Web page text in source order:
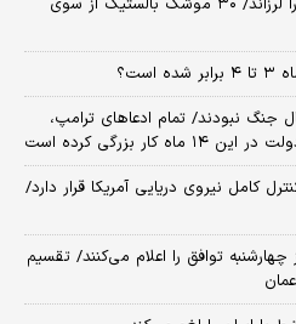
انفجارهای شدید پایتخت اوکراین را لرزاند/ ۳۰ موشک بالستیک از سوی
جنگ نبودند/ تمام ادعاهای ترامپ،
بزرگی کرده است
کامل نیروی دریایی آمریکا قرار دارد/
توافق را اعلام می‌کنند/ تقسیم